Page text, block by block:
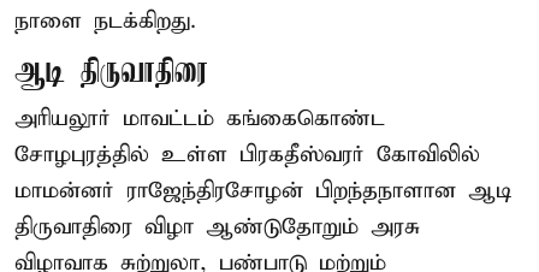
நாளை நடக்கிறது.
ஆடி திருவாதிரை
அரியலூர் மாவட்டம் கங்கைகொண்ட
சோழபுரத்தில் உள்ள பிரகதீஸ்வரர் கோவிலில்
மாமன்னர் ராஜேந்திரசோழன் பிறந்தநாளான ஆடி
திருவாதிரை விழா ஆண்டுதோறும் அரசு
விழாவாக சுற்றுலா, பண்பாடு மற்றும்